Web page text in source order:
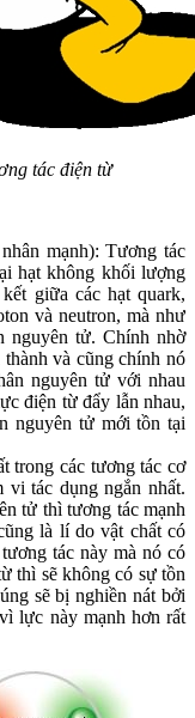
tác điện từ
mạnh): Tương tác
hạt không khối lượng
giữa các hạt quark,
và neutron, mà như
nguyên tử. Chính nhờ
và cũng chính nó
nguyên tử với nhau
điện từ đẩy lẫn nhau,
nguyên tử mới tồn tại
trong các tương tác cơ
vi tác dụng ngắn nhất.
tử thì tương tác mạnh
là lí do vật chất có
tác này mà nó có
thì sẽ không có sự tồn
sẽ bị nghiền nát bởi
lực này mạnh hơn rất